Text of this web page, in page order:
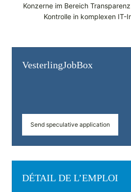
Konzerne im Bereich
Kontrolle in komplexen IT-
Vesterling­JobBox
Send speculative application
DÉTAIL DE L’EMPLOI